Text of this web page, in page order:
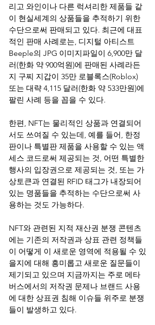
리고 와인이나 다른 럭셔리한 제품들 같
이 현실세계의 상품들을 추적하기 위한
수단으로써 판매되고 있다. 최근에 대표
적인 판매 사례로는, 디지털 아티스트
Beeple의 JPG 이미지파일이 6,900만 달
러(한화 약 900억원)에 판매된 사례라든
지 구찌 지갑이 35만 로블록스(Roblox)
또는 대략 4,115 달러(한화 약 533만원)에
팔린 사례 등을 꼽을 수 있다.
한편, NFT는 물리적인 상품과 연결되어
서도 쓰여질 수 있는데, 예를 들어, 한정
판이나 특별판 제품을 사용할 수 있는 액
세스 코드로써 제공되는 것, 어떤 특별한
행사의 입장권으로 제공되는 것, 또는 가
상토큰과 연결된 RFID 태그가 내장되어
있는 명품들을 추적하는 수단으로써 사
용하는 것도 가능하다.
NFT와 관련된 지적 재산권 분쟁 콘텐츠
에는 기존의 저작권과 상표 관련 정책들
이 어떻게 이 새로운 영역에 적용될 수 있
을지에 대해 흥미롭고 새로운 질문들이
제기되고 있으며 지금까지는 주로 메타
버스에서의 저작권 문제나 브랜드 사용
에 대한 상표권 침해 이슈들 위주로 분쟁
들이 발생하고 있다.